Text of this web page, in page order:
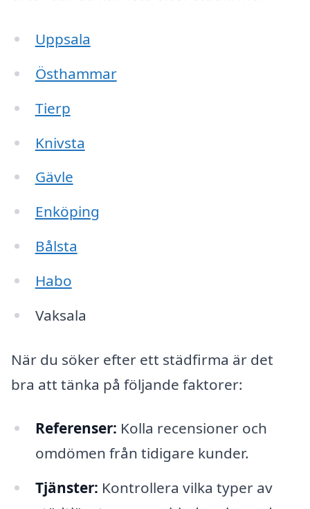
Uppsala
Östhammar
Tierp
Knivsta
Gävle
Enköping
Bålsta
Habo
Vaksala
När du söker efter ett städfirma är det
bra att tänka på följande faktorer:
Referenser: Kolla recensioner och
omdömen från tidigare kunder.
Tjänster: Kontrollera vilka typer av